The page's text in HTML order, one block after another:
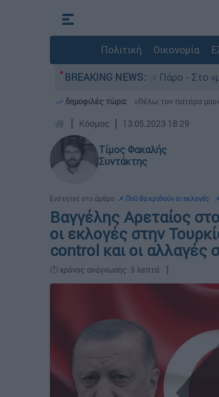
Πολιτική Οικονομία
BREAKING NEWS:
του 4χρονου στην Πάρο - Στο
δημοφιλές τώρα: «Θέλω τον πατέρα
┋ Κόσμος ┋ 13.05.2023 18:29
Τίμος Φακαλής
Συντάκτης
Ενότητες στο άρθρο: 📌 Πού θα κριθούν οι εκλογές
Βαγγέλης Αρεταίος
οι εκλογές στην
control και οι αλλαγές
🕛 χρόνος ανάγνωσης: 5 λεπτά ┋